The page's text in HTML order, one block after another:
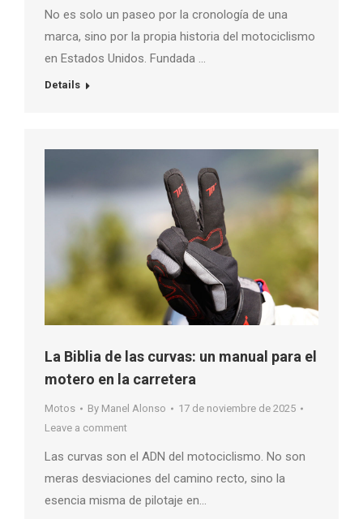
No es solo un paseo por la cronología de una
marca, sino por la propia historia del motociclismo
en Estados Unidos. Fundada …
Details
La Biblia de las curvas: un manual para el
motero en la carretera
Motos By Manel Alonso
17 de noviembre de 2025
Leave a comment
Las curvas son el ADN del motociclismo. No son
meras desviaciones del camino recto, sino la
esencia misma de pilotaje en…